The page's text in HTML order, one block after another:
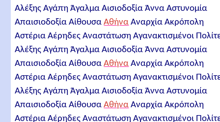
Αλέξης Αγάπη Άγαλμα Αισιοδοξία Άννα Αστυνομία
Απαισιοδοξία ΑίθουσαΑθήνα Αναρχία Ακρόπολη
Αστέρια Αέρηδες Αναστάτωση Αγανακτισμένοι
Αλέξης Αγάπη Άγαλμα Αισιοδοξία Άννα Αστυνομία
Απαισιοδοξία ΑίθουσαΑθήνα Αναρχία Ακρόπολη
Αστέρια Αέρηδες Αναστάτωση Αγανακτισμένοι
Αλέξης Αγάπη Άγαλμα Αισιοδοξία Άννα Αστυνομία
Απαισιοδοξία ΑίθουσαΑθήνα Αναρχία Ακρόπολη
Αστέρια Αέρηδες Αναστάτωση Αγανακτισμένοι